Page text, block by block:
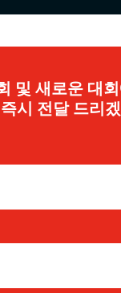
및 새로운 대
시 전달 드리